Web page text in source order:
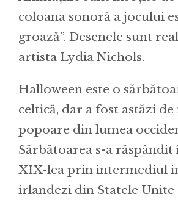
coloana sonoră a jocului
groază”. Desenele sunt
artista Lydia Nichols.
Halloween este o
celtică, dar a fost astăzi
popoare din lumea
Sărbătoarea s-a răspândit
XIX-lea prin intermediul
irlandezi din Statele Unite